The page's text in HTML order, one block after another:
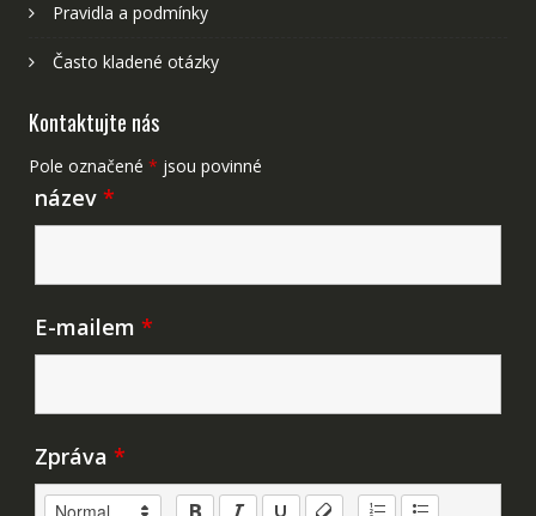
Pravidla a podmínky
Často kladené otázky
Kontaktujte nás
Pole označené * jsou povinné
název *
E-mailem *
Zpráva *